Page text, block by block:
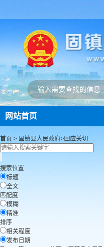
网站首页
首页 > 固镇县人民政府>回应关切
搜索位置
标题
全文
匹配度
模糊
精准
排序
相关程度
发布日期